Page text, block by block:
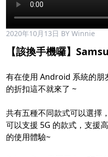
2020年10月13日 BY Winnie
【該換手機囉】
有在使用 Android 系統的朋
的折扣這不就來了 ~
共有五種不同款式可以選擇
可以支援 5G 的款式，支援
的使用體驗~